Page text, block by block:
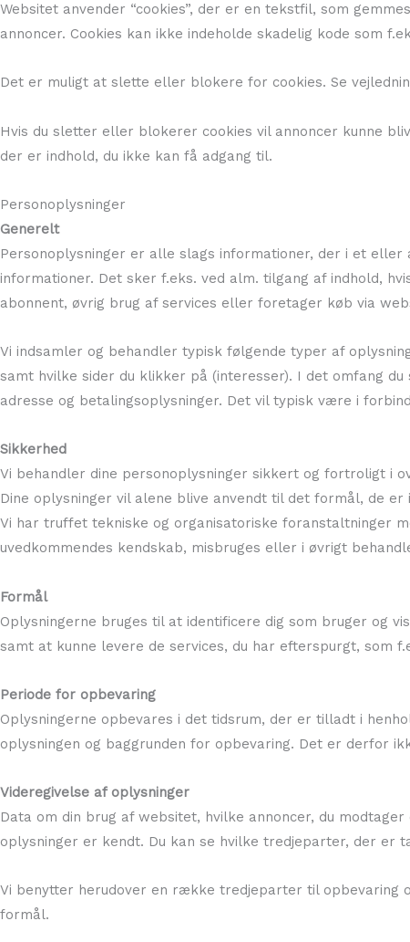
Websitet anvender “cookies”, der er en tekstfil, som
annoncer. Cookies kan ikke indeholde skadelig kode som
Det er muligt at slette eller blokere for cookies. Se
Hvis du sletter eller blokerer cookies vil annoncer kunne
der er indhold, du ikke kan få adgang til.
Personoplysninger
Generelt
Personoplysninger er alle slags informationer, der i et
informationer. Det sker f.eks. ved alm. tilgang af indhold,
abonnent, øvrig brug af services eller foretager køb via
Vi indsamler og behandler typisk følgende typer af
samt hvilke sider du klikker på (interesser). I det omfang
adresse og betalingsoplysninger. Det vil typisk være i
Sikkerhed
Vi behandler dine personoplysninger sikkert og fortroligt i
Dine oplysninger vil alene blive anvendt til det formål, de
Vi har truffet tekniske og organisatoriske foranstaltninger
uvedkommendes kendskab, misbruges eller i øvrigt
Formål
Oplysningerne bruges til at identificere dig som bruger og
samt at kunne levere de services, du har efterspurgt, som
Periode for opbevaring
Oplysningerne opbevares i det tidsrum, der er tilladt i
oplysningen og baggrunden for opbevaring. Det er derfor
Videregivelse af oplysninger
Data om din brug af websitet, hvilke annoncer, du
oplysninger er kendt. Du kan se hvilke tredjeparter, der er
Vi benytter herudover en række tredjeparter til opbevaring
formål.